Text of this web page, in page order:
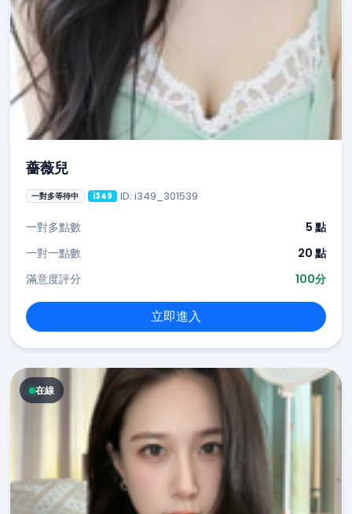
薔薇兒
一對多等待中 i349 ID: i349_301539
一對多點數
5 點
一對一點數
20 點
滿意度評分
100分
立即進入
在線